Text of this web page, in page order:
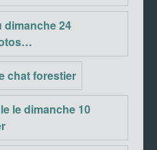
dimanche 24
chat forestier
le dimanche 10